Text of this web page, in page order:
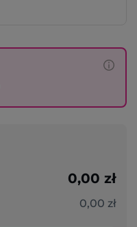
0,00 zł
0,00 zł